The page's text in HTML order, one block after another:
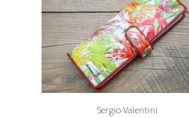
Sergio Valentini